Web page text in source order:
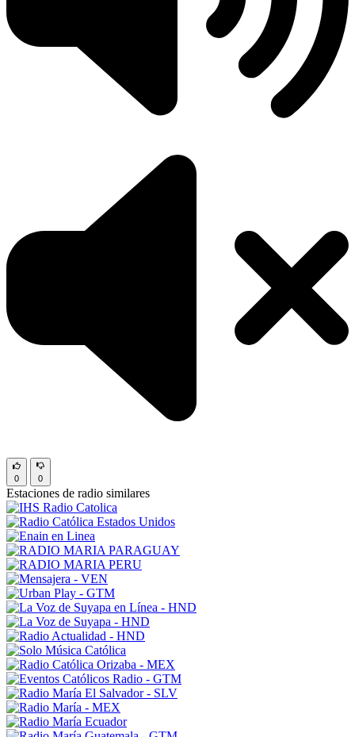
0 0
Estaciones de radio similares